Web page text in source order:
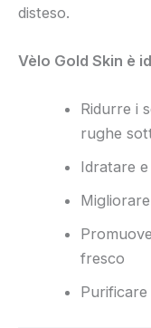
disteso.
Vèlo Gold Skin è
Ridurre i
rughe
Idratare
fresco